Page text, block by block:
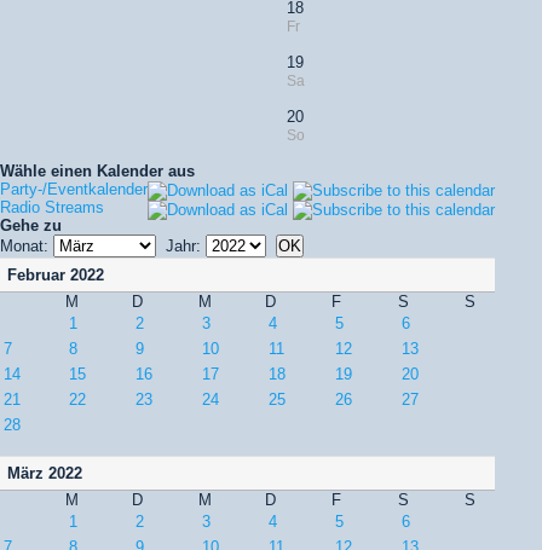
18
Fr
19
Sa
20
So
Wähle einen Kalender aus
Party-/Eventkalender
Radio Streams
Gehe zu
Monat:
Jahr:
Februar 2022
M
D M D F S
S
1
2 3 4 5
6
7
8 9 10 11 12
13
14
15 16 17 18 19
20
21
22 23 24 25 26
27
28
März 2022
M
D M D F S
S
1
2 3 4 5
6